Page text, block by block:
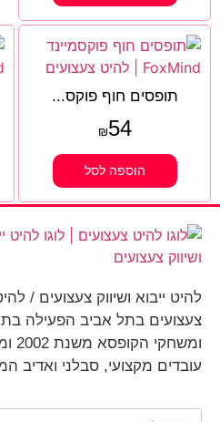
תופסים חוף פוקס...
₪54
הוספה לסל
להיט ייבוא ושיווק צעצועים /
צעצועים בתל אביב הפעילה
עובדים מקצועי, סבלני ואדיב